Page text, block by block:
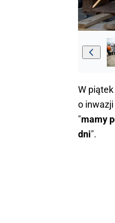
W
o
"mamy
dni".